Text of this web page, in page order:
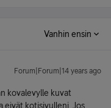
Vanhin ensin
Forum|Forum|14 years ago
kovalevylle kuvat
eivät kotisivulleni. Jos